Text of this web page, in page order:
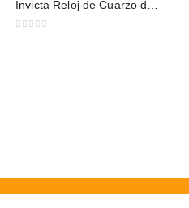
Invicta Reloj de Cuarzo de Acero Inoxidable Pro Diver para Hombre